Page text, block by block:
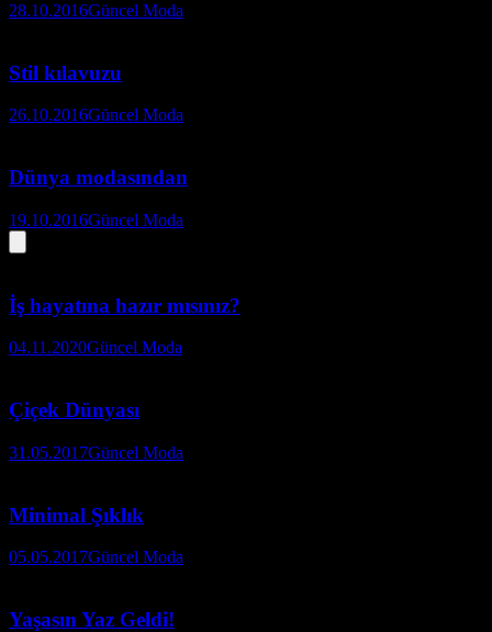
28.10.2016Güncel Moda
Stil kılavuzu
26.10.2016Güncel Moda
Dünya modasından
19.10.2016Güncel Moda
İş hayatına hazır mısınız?
04.11.2020Güncel Moda
Çiçek Dünyası
31.05.2017Güncel Moda
Minimal Şıklık
05.05.2017Güncel Moda
Yaşasın Yaz Geldi!